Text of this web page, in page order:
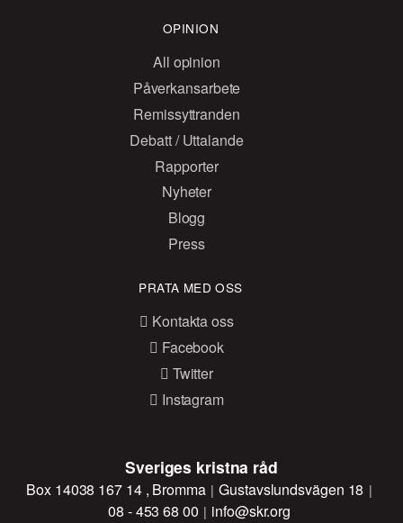
OPINION
All opinion
Påverkansarbete
Remissyttranden
Debatt / Uttalande
Rapporter
Nyheter
Blogg
Press
PRATA MED OSS
Kontakta oss
Facebook
Twitter
Instagram
Sveriges kristna råd
Box 14038 167 14 , Bromma
Gustavslundsvägen 18
08 - 453 68 00
info@skr.org